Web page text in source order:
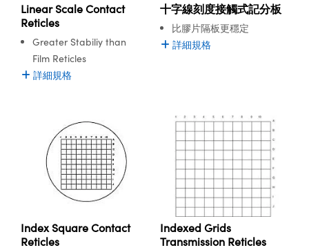
Linear Scale Contact
Reticles
Greater Stabiliy than
Film Reticles
詳細規格
十字線刻度接觸式記分板
比膠片隔板更穩定
詳細規格
Index Square Contact
Reticles
Indexed Grids
Transmission Reticles